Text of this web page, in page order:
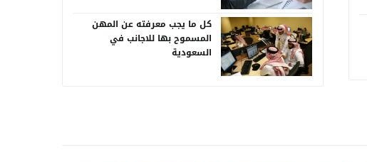
كل ما يجب معرفته عن المهن
المسموح بها للاجانب في
السعودية